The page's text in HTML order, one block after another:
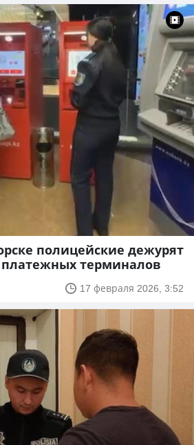
полицейские дежурят
терминалов
17 февраля 2026, 3:52